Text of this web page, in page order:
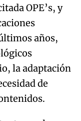
OPE’s, y
años,
la adaptación
de